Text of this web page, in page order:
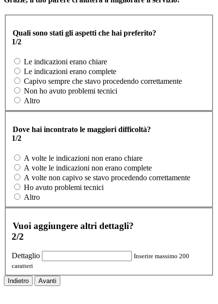
Quali sono stati gli aspetti che hai preferito?
1/2
Le indicazioni erano chiare
Le indicazioni erano complete
Capivo sempre che stavo procedendo correttamente
Non ho avuto problemi tecnici
Altro
Dove hai incontrato le maggiori difficoltà?
1/2
A volte le indicazioni non erano chiare
A volte le indicazioni non erano complete
A volte non capivo se stavo procedendo correttamente
Ho avuto problemi tecnici
Altro
Vuoi aggiungere altri dettagli?
2/2
Dettaglio
Inserire massimo 200
caratteri
Indietro Avanti